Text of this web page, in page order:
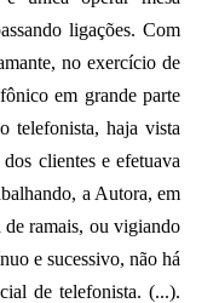
ligações. Com
no exercício de
em grande parte
telefonista, haja vista
clientes e efetuava
a Autora, em
de ramais, ou vigiando
e sucessivo, não há
de telefonista. (...).